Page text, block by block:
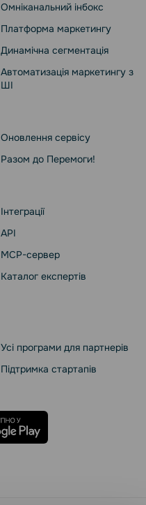
Омніканальний інбокс
Платформа маркетингу
Динамічна сегментація
Автоматизація маркетингу з
ШІ
Оновлення сервісу
Разом до Перемоги!
Інтеграції
API
MCP-сервер
Каталог експертів
Усі програми для партнерів
Підтримка стартапів